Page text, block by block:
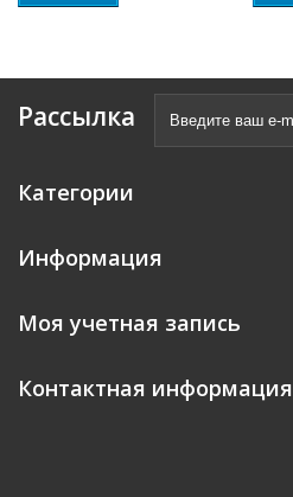
Рассылка
Категории
Информация
Моя учетная запись
Контактная информация